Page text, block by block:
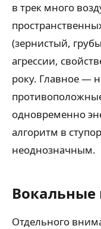
в трек много
(зернистый,
агрессии,
року. Главное —
одновременно
алгоритм в
неоднозначным.
Вокальные
Отдельного